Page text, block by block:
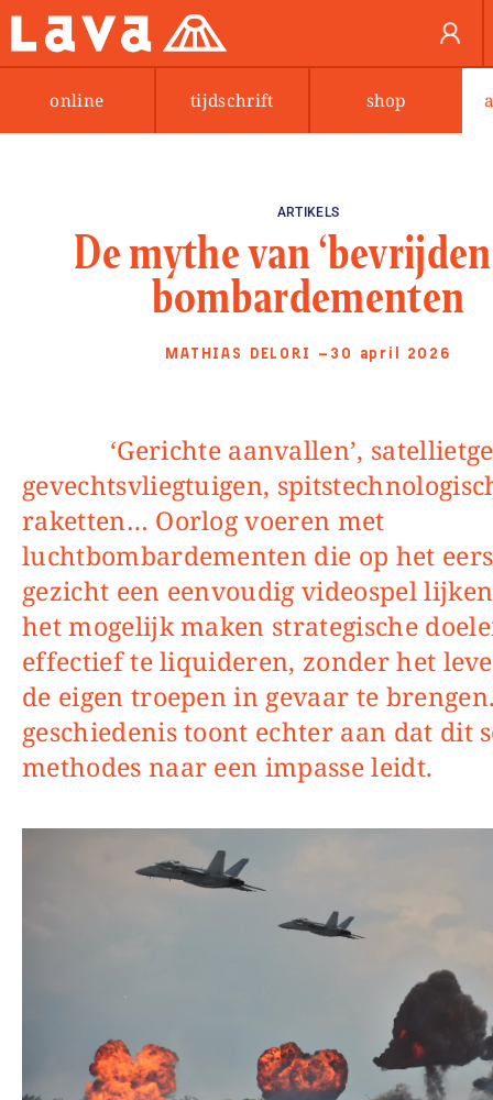
online tijdschrift shop
ARTIKELS
De mythe van
bombardementen
MATHIAS DELORI —30 april 2026
‘Gerichte aanvallen’, satellietgestuurde
gevechtsvliegtuigen,
raketten… Oorlog voeren met
luchtbombardementen die op het
gezicht een eenvoudig videospel
het mogelijk maken strategische
effectief te liquideren, zonder het
de eigen troepen in gevaar te
geschiedenis toont echter aan dat dit
methodes naar een impasse leidt.